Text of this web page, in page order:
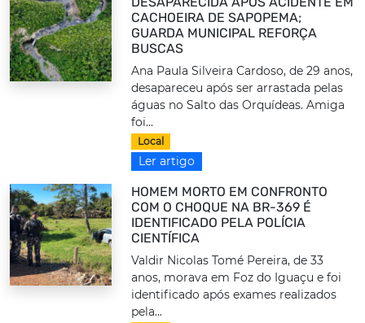
CACHOEIRA DE SAPOPEMA;
GUARDA MUNICIPAL REFORÇA
BUSCAS
Ana Paula Silveira Cardoso, de 29 anos,
desapareceu após ser arrastada pelas
águas no Salto das Orquídeas. Amiga
foi...
Local
Ler artigo
HOMEM MORTO EM CONFRONTO
COM O CHOQUE NA BR-369 É
IDENTIFICADO PELA POLÍCIA
CIENTÍFICA
Valdir Nicolas Tomé Pereira, de 33
anos, morava em Foz do Iguaçu e foi
identificado após exames realizados
pela...